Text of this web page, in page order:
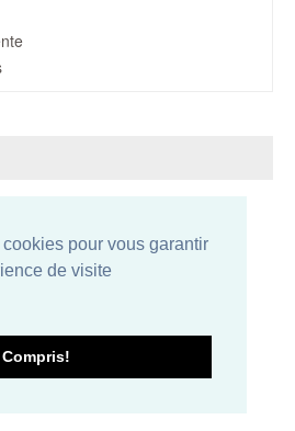
pour vous garantir
de visite
Compris!